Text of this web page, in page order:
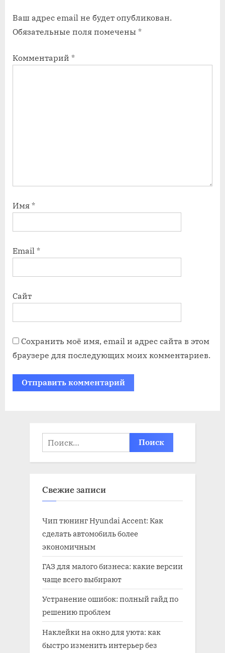
:
Ваш адрес email не будет опубликован.
Обязательные поля помечены *
Комментарий *
Имя *
Email *
Сайт
Сохранить моё имя, email и адрес сайта в этом
браузере для последующих моих комментариев.
Найти:
Свежие записи
Чип тюнинг Hyundai Accent: Как
сделать автомобиль более
экономичным
ГАЗ для малого бизнеса: какие версии
чаще всего выбирают
Устранение ошибок: полный гайд по
решению проблем
Наклейки на окно для уюта: как
быстро изменить интерьер без